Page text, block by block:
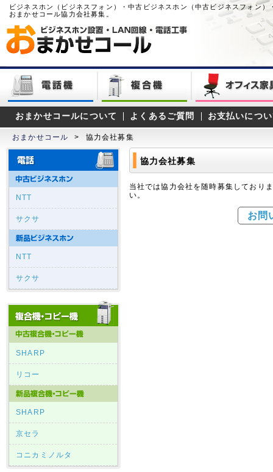
ビジネスホン（ビジネスフォン）・中古ビジネスホン（中古ビジネスフォン
おまかせコール協力会社募集。
おまかせコールについて よくあるご質問 お支払いにつ
おまかせコール > 協力会社募集
NTT
サクサ
NTT
サクサ
SHARP
リコー
SHARP
京セラ
コニカミノルタ
協力会社募集
当社では協力会社を随時募集しており
い。
お問